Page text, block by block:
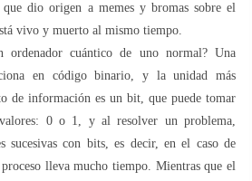
dio origen a memes y bromas sobre el
vivo y muerto al mismo tiempo.
ordenador cuántico de uno normal? Una
en código binario, y la unidad más
de información es un bit, que puede tomar
0 o 1, y al resolver un problema,
sucesivas con bits, es decir, en el caso de
lleva mucho tiempo. Mientras que el